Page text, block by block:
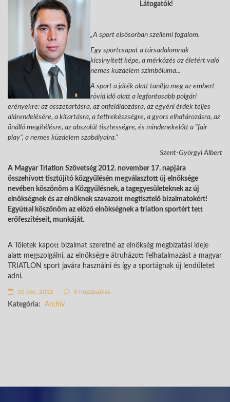
Látogatók!
„A sport elsősorban szellemi fogalom.
Egy sportcsapat a társadalomnak
kicsinyített képe, a mérkőzés az életért való
nemes küzdelem szimbóluma...
A sport a játék alatt tanítja meg az embert
rövid idő alatt a legfontosabb polgári
erényekre: az összetartásra, az önfeláldozásra, az egyéni érdek teljes
alárendelésére, a kitartásra, a tettrekészségre, a gyors elhatározásra, az
önálló megítélésre, az abszolút tisztességre, és mindenekelőtt a "fair
play", a nemes küzdelem szabályaira.”
Szent-Györgyi Albert
A Magyar Triatlon Szövetség 2012. november 17. napjára
összehívott tisztújító közgyűlésén megválasztott új elnöksége
nevében köszönöm a Közgyűlésnek, a tagegyesületeknek az új
elnökségnek és az elnöknek szavazott megtisztelő bizalmatokért!
Egyúttal köszönöm az előző elnökségnek a triatlon sportért tett
erőfeszítéseit, munkáját.
A Tőletek kapott bizalmat szeretné az elnökség megbízatási ideje
alatt megszolgálni, az elnökségre átruházott felhatalmazást a magyar
TRIATLON sport javára használni és így a sportágnak új lendületet
adni.
31 dec. 2012 0 hozzászólás
Kategória: Archív